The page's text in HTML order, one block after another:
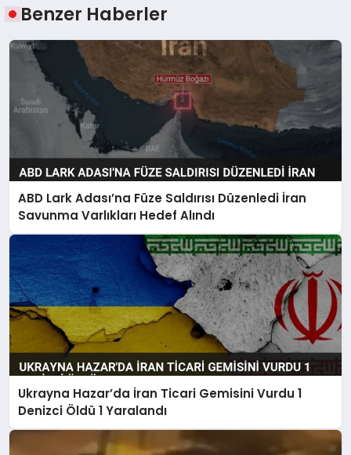
Benzer Haberler
ABD Lark Adası’na Füze Saldırısı Düzenledi İran
Savunma Varlıkları Hedef Alındı
Ukrayna Hazar’da İran Ticari Gemisini Vurdu 1
Denizci Öldü 1 Yaralandı